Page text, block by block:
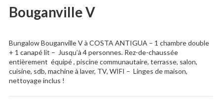
Bouganville V
Bungalow Bouganville V à COSTA ANTIGUA – 1 chambre double
+ 1 canapé lit – Jusqu’à 4 personnes. Rez-de-chaussée
entièrement équipé , piscine communautaire, terrasse, salon,
cuisine, sdb, machine à laver, TV, WIFI – Linges de maison,
nettoyage inclus !